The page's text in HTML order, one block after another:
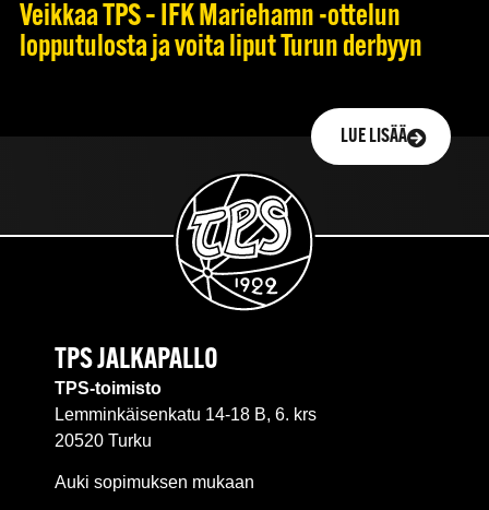
Veikkaa TPS – IFK Mariehamn -ottelun
lopputulosta ja voita liput Turun derbyyn
LUE LISÄÄ
TPS JALKAPALLO
TPS-toimisto
Lemminkäisenkatu 14-18 B, 6. krs
20520 Turku
Auki sopimuksen mukaan